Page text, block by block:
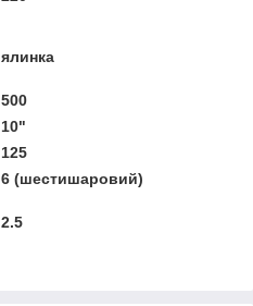
ялинка
500
10"
125
6 (шестишаровий)
2.5